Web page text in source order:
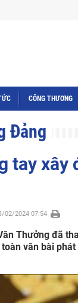
CÔNG THƯƠNG
Đảng
tay
02/2024 07:54
Thưởng đã
văn bài